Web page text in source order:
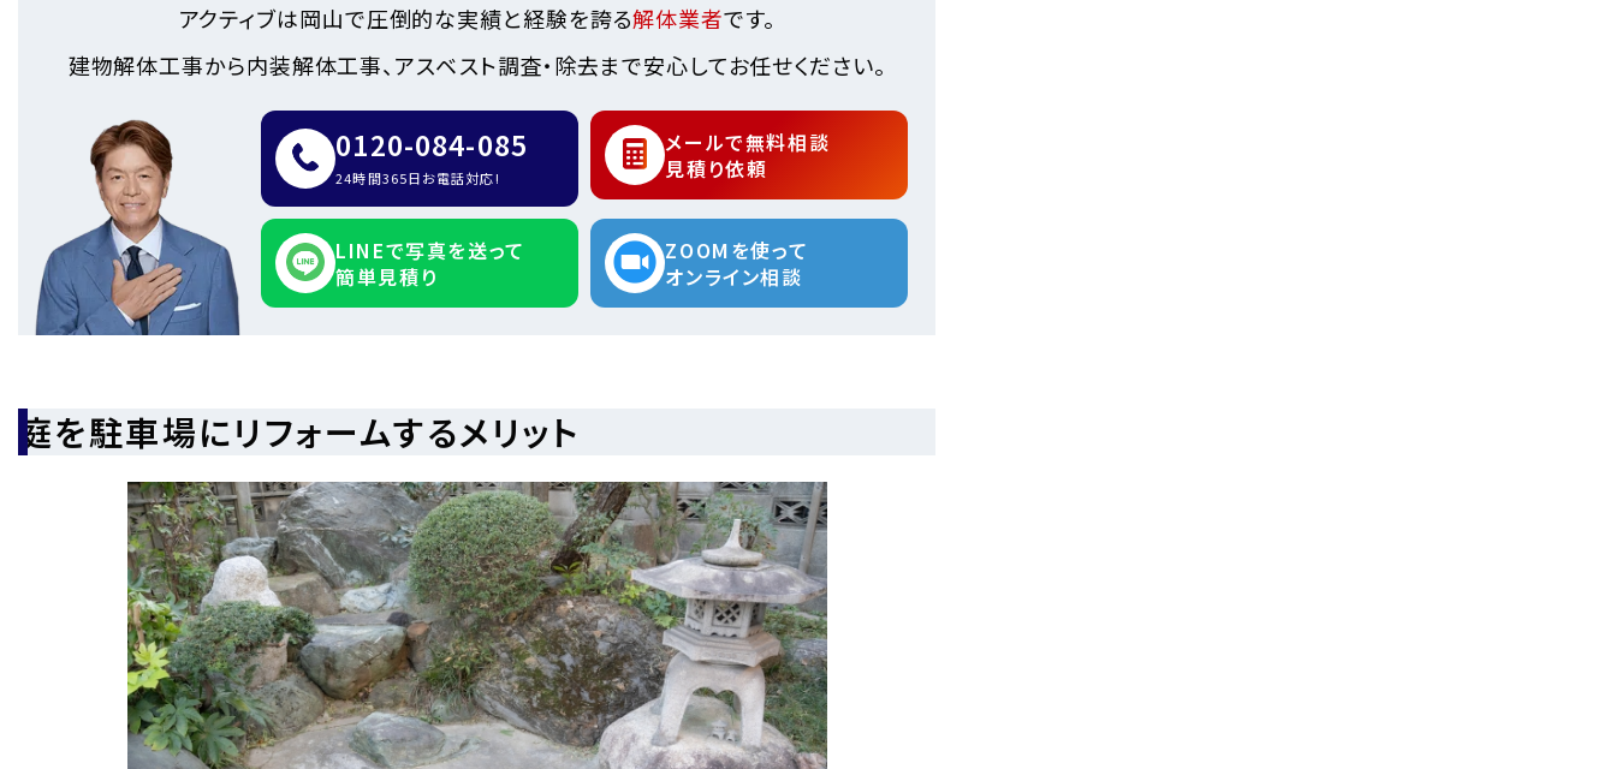
アクティブは岡山で圧倒的な実績と経験を誇る解体業者です。
建物解体工事から内装解体工事、アスベスト調査・除去まで安心してお任せください。
0120-084-085
24時間365日お電話対応!
メールで無料相談
見積り依頼
LINEで写真を送って
簡単見積り
ZOOMを使って
オンライン相談
庭を駐車場にリフォームするメリット